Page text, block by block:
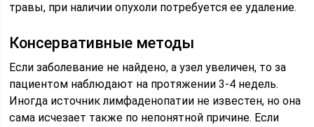
травы, при наличии опухоли потребуется ее удаление.
Консервативные методы
Если заболевание не найдено, а узел увеличен, то за
пациентом наблюдают на протяжении 3-4 недель.
Иногда источник лимфаденопатии не известен, но она
сама исчезает также по непонятной причине. Если